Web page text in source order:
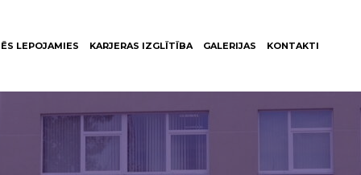
LEPOJAMIES KARJERAS IZGLĪTĪBA GALERIJAS KONTAKTI